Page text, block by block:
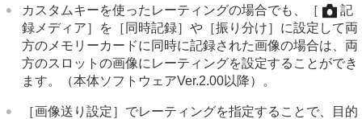
カスタムキーを使ったレーティングの場合でも、 ［
記
録メディア］ を ［同時記録］や ［振り分け］ に設定して両
方のメモリーカードに同時に記録された画像の場合は、両
方のスロットの画像にレーティングを設定することができ
ます。（本体ソフトウェアVer.2.00以降）。
［画像送り設定］ でレーティングを指定することで、目的